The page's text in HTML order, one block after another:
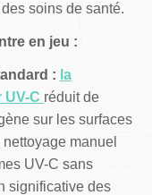
soins de santé.
en jeu :
: la
C réduit de
sur les surfaces
manuel
UV-C sans
significative des